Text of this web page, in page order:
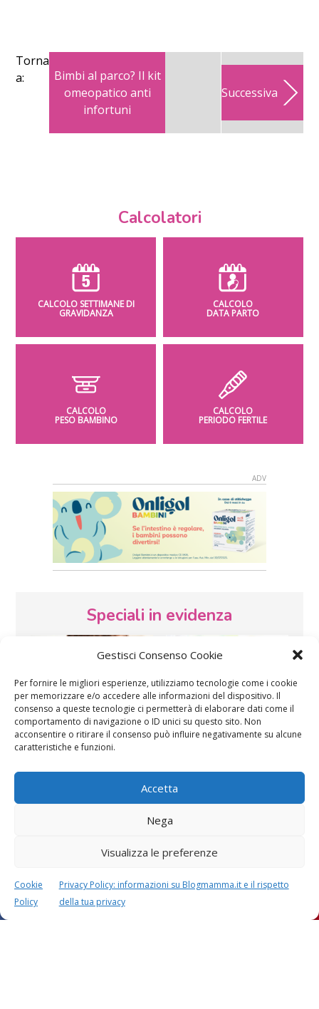
Gestisci Consenso Cookie
Per fornire le migliori esperienze, utilizziamo tecnologie come i cookie
per memorizzare e/o accedere alle informazioni del dispositivo. Il
consenso a queste tecnologie ci permetterà di elaborare dati come il
comportamento di navigazione o ID unici su questo sito. Non
acconsentire o ritirare il consenso può influire negativamente su alcune
caratteristiche e funzioni.
Accetta
Nega
Visualizza le preferenze
Cookie
Policy
Privacy Policy: informazioni su Blogmamma.it e il rispetto
della tua privacy
Torna
a:
Bimbi al parco? Il kit
omeopatico anti
infortuni
Successiva
Calcolatori
CALCOLO SETTIMANE DI
GRAVIDANZA
CALCOLO
DATA PARTO
CALCOLO
PESO BAMBINO
CALCOLO
PERIODO FERTILE
Speciali in evidenza
Vaccini SOS Pediatra
Festa della mamma:
d’auguri, filastrocche
Le settimane di